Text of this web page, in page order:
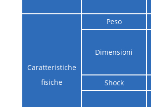
Caratteristiche
fisiche
Peso
Dimensioni
Shock